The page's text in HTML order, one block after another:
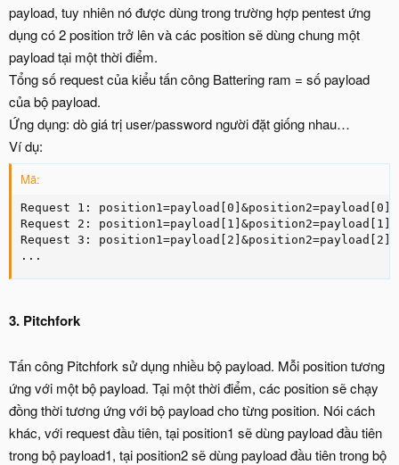
payload, tuy nhiên nó được dùng trong trường hợp pentest ứng
dụng có 2 position trở lên và các position sẽ dùng chung một
payload tại một thời điểm.
Tổng số request của kiểu tấn công Battering ram = số payload
của bộ payload.
Ứng dụng: dò giá trị user/password người đặt giống nhau…
Ví dụ:
Mã:
Request 1: position1=payload[0]&position2=payload[0]
Request 2: position1=payload[1]&position2=payload[1]
Request 3: position1=payload[2]&position2=payload[2]
...
3. Pitchfork
Tấn công Pitchfork sử dụng nhiều bộ payload. Mỗi position tương
ứng với một bộ payload. Tại một thời điểm, các position sẽ chạy
đồng thời tương ứng với bộ payload cho từng position. Nói cách
khác, với request đầu tiên, tại position1 sẽ dùng payload đầu tiên
trong bộ payload1, tại position2 sẽ dùng payload đầu tiên trong bộ